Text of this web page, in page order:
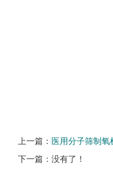
上一篇： 医用分子筛制
下一篇：没有了！